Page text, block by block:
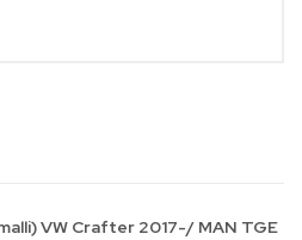
VW Crafter 2017-/ MAN TGE